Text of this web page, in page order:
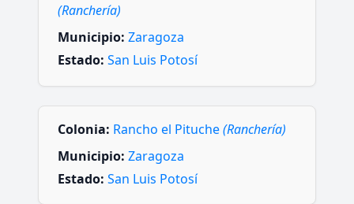
(Ranchería)
Municipio: Zaragoza
Estado: San Luis Potosí
Colonia: Rancho el Pituche(Ranchería)
Municipio: Zaragoza
Estado: San Luis Potosí